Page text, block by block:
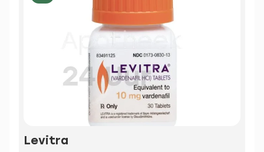
Levitra